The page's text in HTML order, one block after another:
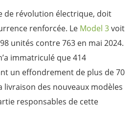
de révolution électrique, doit
renforcée. Le Model 3voit
unités contre 763 en mai 2024.
immatriculé que 414
un effondrement de plus de 70
livraison des nouveaux modèles
responsables de cette